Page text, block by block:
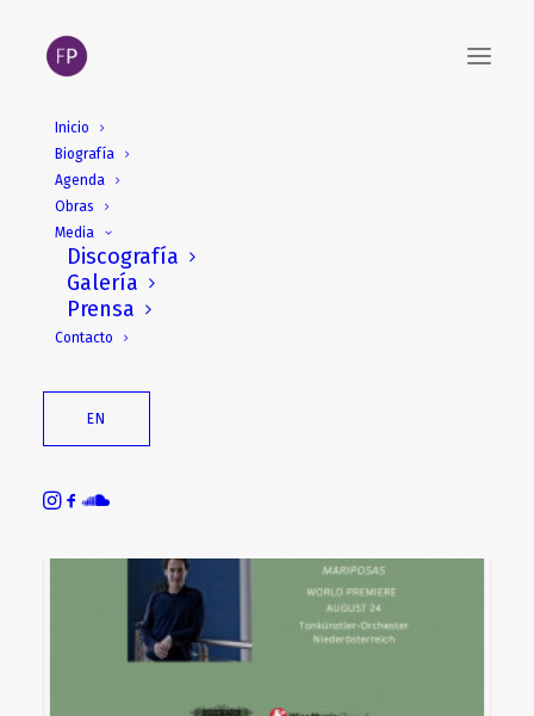
Inicio
Biografía
Agenda
Obras
Media
Discografía
Galería
Prensa
Contacto
EN